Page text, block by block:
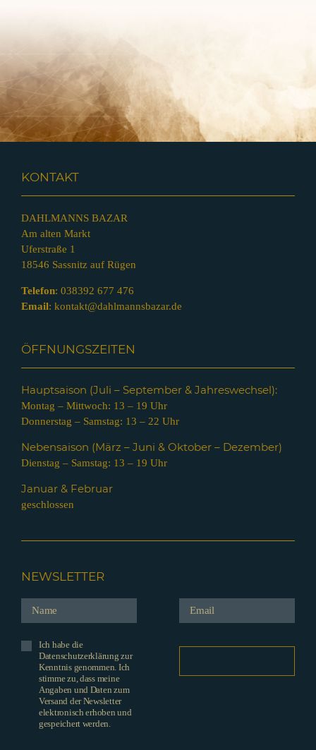
KONTAKT
DAHLMANNS BAZAR
Am alten Markt
Uferstraße 1
18546 Sassnitz auf Rügen
Telefon: 038392 677 476
Email: kontakt@dahlmannsbazar.de
ÖFFNUNGSZEITEN
Hauptsaison (Juli – September & Jahreswechsel):
Montag – Mittwoch: 13 – 19 Uhr
Donnerstag – Samstag: 13 – 22 Uhr
Nebensaison (März – Juni & Oktober – Dezember)
Dienstag – Samstag: 13 – 19 Uhr
Januar & Februar
geschlossen
NEWSLETTER
Ich habe die
Datenschutzerklärung zur
Kenntnis genommen. Ich
stimme zu, dass meine
Angaben und Daten zum
Versand der Newsletter
elektronisch erhoben und
gespeichert werden.